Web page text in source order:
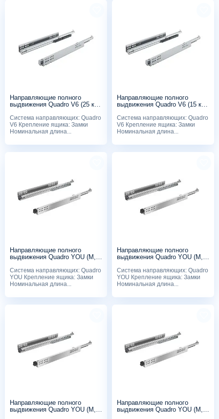
Направляющие полного
выдвижения Quadro V6 (25 кг),
замками
Система направляющих: Quadro
V6 Крепление ящика: Замки
Номинальная длина...
Направляющие полного
выдвижения Quadro V6 (15 кг),
замками
Система направляющих: Quadro
V6 Крепление ящика: Замки
Номинальная длина...
Направляющие полного
выдвижения Quadro YOU (M,
замками
Система направляющих: Quadro
YOU Крепление ящика: Замки
Номинальная длина...
Направляющие полного
выдвижения Quadro YOU (M,
замками
Система направляющих: Quadro
YOU Крепление ящика: Замки
Номинальная длина...
Направляющие полного
выдвижения Quadro YOU (M,
Направляющие полного
выдвижения Quadro YOU (M,